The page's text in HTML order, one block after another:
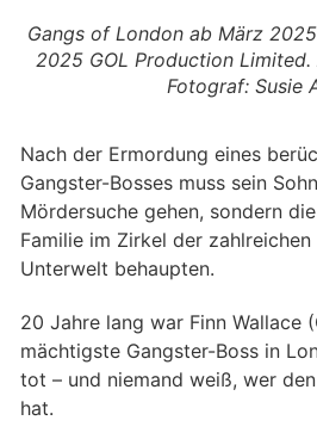
Gangs of London ab März
2025 GOL Production
Fotograf: Susie
Nach der Ermordung eines
Gangster-Bosses muss sein
Mördersuche gehen, sondern
Familie im Zirkel der
Unterwelt behaupten.
20 Jahre lang war Finn Wallace
mächtigste Gangster-Boss in
tot – und niemand weiß, wer
hat.